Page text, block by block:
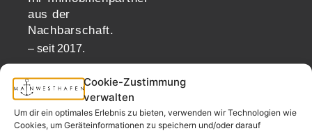
Cookie-Zustimmung
verwalten
Um dir ein optimales Erlebnis zu bieten, verwenden wir Technologien wie
Cookies, um Geräteinformationen zu speichern und/oder darauf
aus der
Nachbarschaft.
– seit 2017.
KONTAKT